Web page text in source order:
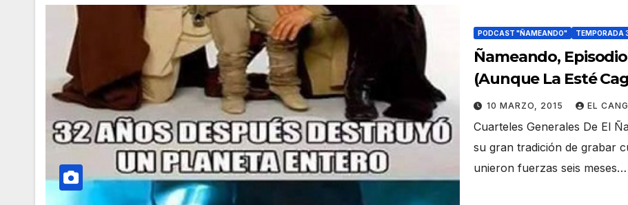
PODCAST "ÑAMEANDO" TEMPORADA
Ñameando, Episodio
(Aunque La Esté
10 MARZO, 2015 EL
Cuarteles Generales De El
su gran tradición de grabar
unieron fuerzas seis meses…